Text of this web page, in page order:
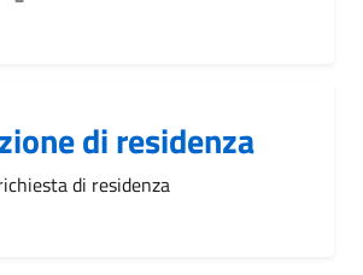
di residenza
di residenza